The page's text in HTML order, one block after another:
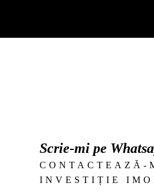
Scrie-mi pe
CONTACTEAZĂ-
INVESTIȚIE